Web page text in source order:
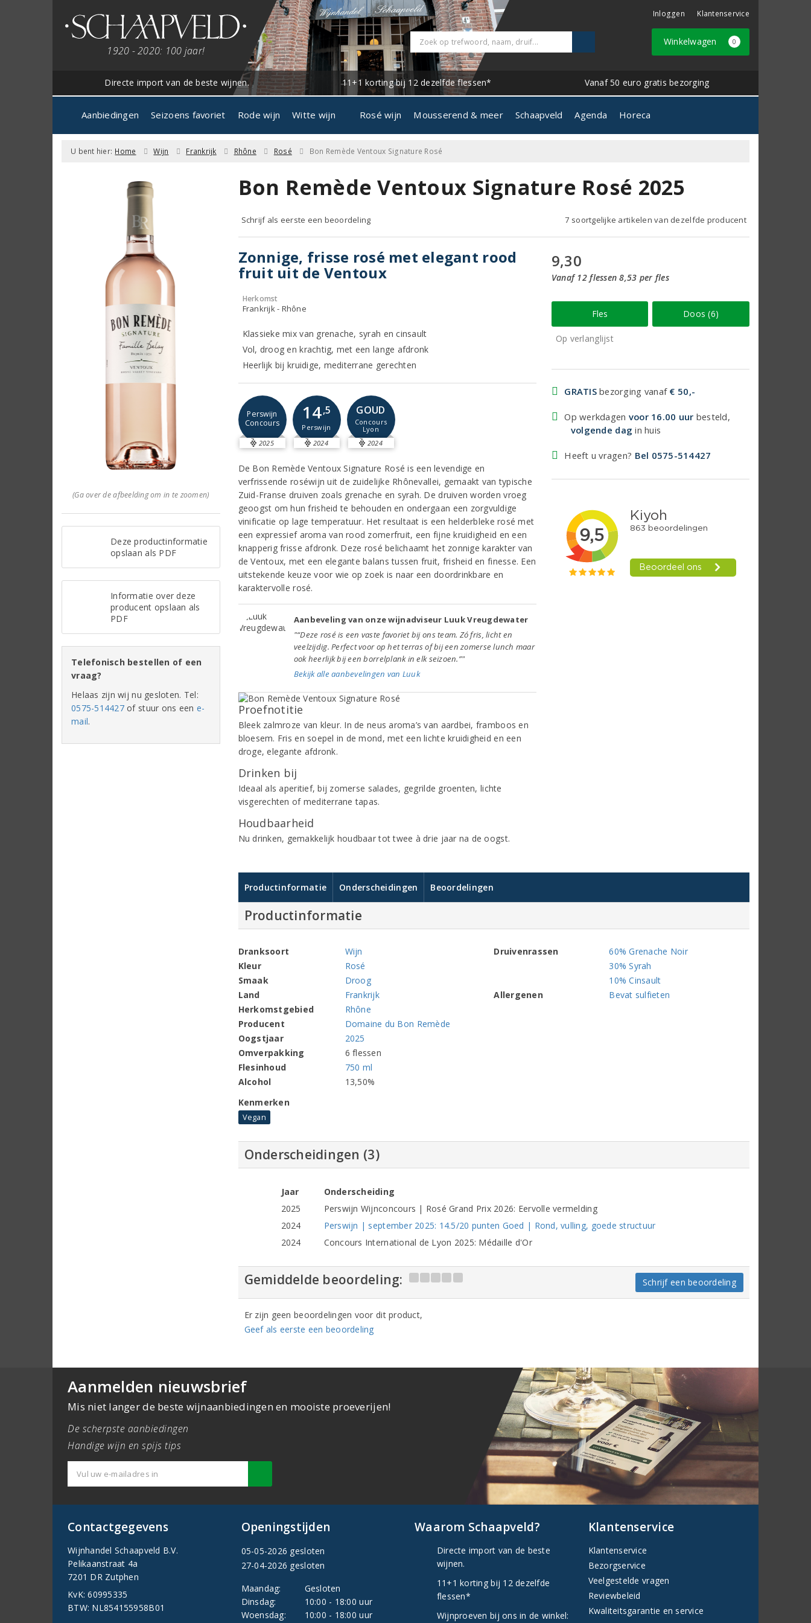
1920 - 2020: 100 jaar!
Inloggen Klantenservice
Winkelwagen 0
Directe import van de beste wijnen. 11+1 korting bij 12 dezelfde flessen* Vanaf 50 euro gratis bezorging
Aanbiedingen Seizoens favoriet Rode wijn Witte wijn Rosé wijn Mousserend & meer Schaapveld Agenda Horeca
U bent hier: Home Wijn Frankrijk Rhône Rosé Bon Remède Ventoux Signature Rosé
(Ga over de afbeelding om in te zoomen)
Deze productinformatie
opslaan als PDF
Informatie over deze
producent opslaan als
PDF
Telefonisch bestellen of een
vraag?
Helaas zijn wij nu gesloten. Tel:
0575-514427of stuur ons een e-
mail.
Bon Remède Ventoux Signature Rosé 2025
Schrijf als eerste een beoordeling 7 soortgelijke artikelen van dezelfde producent
Zonnige, frisse rosé met elegant rood
fruit uit de Ventoux
Herkomst
Frankrijk - Rhône
Klassieke mix van grenache, syrah en cinsault
Vol, droog en krachtig, met een lange afdronk
Heerlijk bij kruidige, mediterrane gerechten
Perswijn
Concours
2025
14,5
Perswijn
2024
GOUD
Concours
Lyon
2024
De Bon Remède Ventoux Signature Rosé is een levendige en
verfrissende roséwijn uit de zuidelijke Rhônevallei, gemaakt van typische
Zuid-Franse druiven zoals grenache en syrah. De druiven worden vroeg
geoogst om hun frisheid te behouden en ondergaan een zorgvuldige
vinificatie op lage temperatuur. Het resultaat is een helderbleke rosé met
een expressief aroma van rood zomerfruit, een fijne kruidigheid en een
knapperig frisse afdronk. Deze rosé belichaamt het zonnige karakter van
de Ventoux, met een elegante balans tussen fruit, frisheid en finesse. Een
uitstekende keuze voor wie op zoek is naar een doordrinkbare en
karaktervolle rosé.
Aanbeveling van onze wijnadviseur Luuk Vreugdewater
"“Deze rosé is een vaste favoriet bij ons team. Zó fris, licht en
veelzijdig. Perfect voor op het terras of bij een zomerse lunch maar
ook heerlijk bij een borrelplank in elk seizoen.”"
Bekijk alle aanbevelingen van Luuk
Proefnotitie
Bleek zalmroze van kleur. In de neus aroma’s van aardbei, framboos en
bloesem. Fris en soepel in de mond, met een lichte kruidigheid en een
droge, elegante afdronk.
Drinken bij
Ideaal als aperitief, bij zomerse salades, gegrilde groenten, lichte
visgerechten of mediterrane tapas.
Houdbaarheid
Nu drinken, gemakkelijk houdbaar tot twee à drie jaar na de oogst.
9,30
Vanaf 12 flessen 8,53 per fles
Fles Doos (6)
Op verlanglijst
GRATISbezorging vanaf € 50,-
Op werkdagen voor 16.00 uur besteld,
volgende dag in huis
Heeft u vragen? Bel 0575-514427
Productinformatie Onderscheidingen Beoordelingen
Productinformatie
Dranksoort
Wijn
Kleur
Rosé
Smaak
Droog
Land
Frankrijk
Herkomstgebied
Rhône
Producent
Domaine du Bon Remède
Oogstjaar
2025
Omverpakking
6 flessen
Flesinhoud
750 ml
Alcohol
13,50%
Druivenrassen
60% Grenache Noir
30% Syrah
10% Cinsault
Allergenen
Bevat sulfieten
Kenmerken
Vegan
Onderscheidingen (3)
Jaar
Onderscheiding
2025
Perswijn Wijnconcours | Rosé Grand Prix 2026: Eervolle vermelding
2024
Perswijn | september 2025: 14.5/20 punten Goed | Rond, vulling, goede structuur
2024
Concours International de Lyon 2025: Médaille d'Or
Gemiddelde beoordeling: Schrijf een beoordeling
Er zijn geen beoordelingen voor dit product,
Geef als eerste een beoordeling
Aanmelden nieuwsbrief
Mis niet langer de beste wijnaanbiedingen en mooiste proeverijen!
De scherpste aanbiedingen
Handige wijn en spijs tips
Contactgegevens
Wijnhandel Schaapveld B.V.
Pelikaanstraat 4a
7201 DR Zutphen
KvK: 60995335
BTW: NL854155958B01
Openingstijden
05-05-2026 gesloten
27-04-2026 gesloten
Maandag:
Gesloten
Dinsdag:
10:00 - 18:00 uur
Woensdag:
10:00 - 18:00 uur
Waarom Schaapveld?
Directe import van de beste
wijnen.
11+1 korting bij 12 dezelfde
flessen*
Wijnproeven bij ons in de winkel:
Klantenservice
Klantenservice
Bezorgservice
Veelgestelde vragen
Reviewbeleid
Kwaliteitsgarantie en service